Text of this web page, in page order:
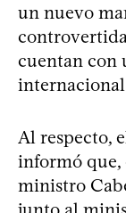
un nuevo
cuentan con
Al respecto,
informó que,
ministro